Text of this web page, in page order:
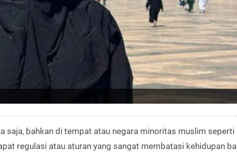
saja, bahkan di tempat atau negara minoritas muslim seperti
regulasi atau aturan yang sangat membatasi kehidupan